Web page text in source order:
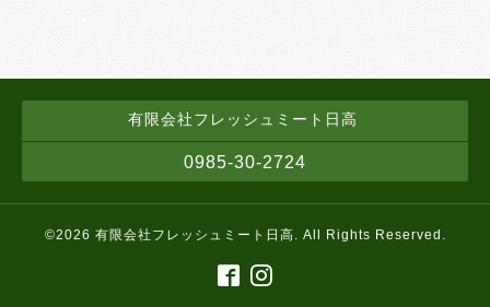
有限会社フレッシュミート日高
0985-30-2724
©2026 有限会社フレッシュミート日高. All Rights Reserved.